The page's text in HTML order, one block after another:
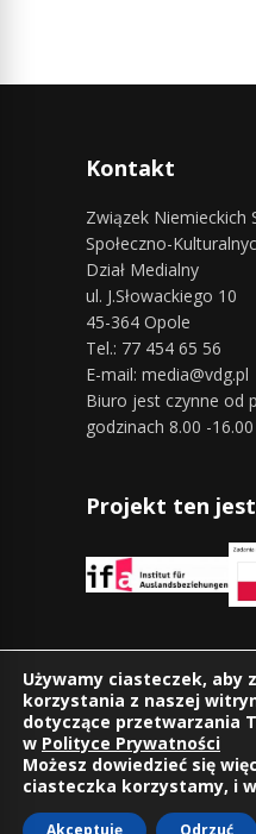
Kontakt
Związek Niemieckich
Społeczno-
Dział Medialny
ul. J.Słowackiego 10
45-364 Opole
Tel.: 77 454 65 56
E-mail: media@vdg.pl
Biuro jest czynne od
godzinach 8.00 -16.00
Projekt ten
Znajdziesz nas
Używamy ciasteczek, aby
korzystania z naszej
dotyczące przetwarzania
w Polityce Prywatności
Możesz dowiedzieć się
ciasteczka korzystamy, i
Akceptuję Odrzuć